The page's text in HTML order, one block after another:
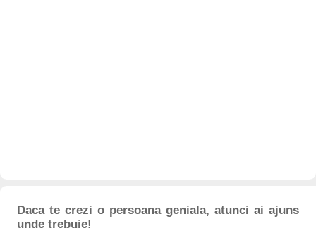
Daca te crezi o persoana geniala, atunci ai ajuns
unde trebuie!